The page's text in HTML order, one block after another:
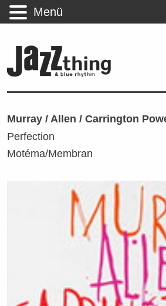
Murray / Allen / Carrington
Perfection
Motéma/Membran
Menü